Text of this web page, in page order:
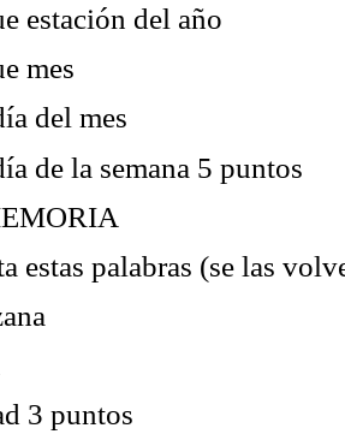
estación del año
mes
del mes
de la semana 5 puntos
estas palabras (se las
3 puntos